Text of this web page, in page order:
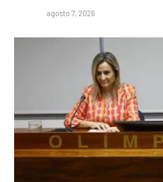
agosto 7, 2026